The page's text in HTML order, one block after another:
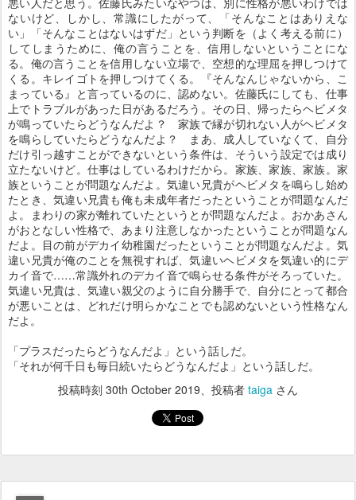
ないけど、しかし、常識にしたがって、「そんなことはありえな
い」「そんなことはないはずだ」という判断を（よく考える前に）
してしまうために、俺の言うことを、信用しないということにな
る。俺の言うことを信用しない立場で、空想的な理屈を押しつけて
くる。キレイゴトを押しつけてくる。『そんなんじゃないから、こ
まっている』と言っているのに、認めない。佐藤氏にしても、仕事
上でトラブルがあった日があるだろう。その日、帰ったらヘビメタ
が鳴っていたらどうなんだよ？ 家族で縁が切れない人がヘビメタ
を鳴らしていたらどうなんだよ？ まあ、成人していなくて、自分
だけ引っ越すことができないという条件は、そういう設定では成り
立たないけど。仕事はしているわけだから。家族、家族、家族。家
族ということが問題なんだよ。気違い兄貴がヘビメタを鳴らし始め
たとき、気違い兄貴も俺も未成年者だったということが問題なんだ
よ。まわりの家が離れていたというとが問題なんだよ。おかあさん
がおとなしい性格で、あまり注意しなかったということが問題なん
だよ。目の前がデカイ幼稚園だったということが問題なんだよ。気
違い兄貴が俺のことを無視すれば、気違いヘビメタを気違い的にデ
カイ音で……常識外れのデカイ音で鳴らせる条件がそろっていた。
気違い兄貴は、気違い親父のように自分勝手で、自分にとって都合
が悪いことは、どれだけ明らかなことでも認めないという性格なん
だよ。
「プラスだったらどうなんだよ」という話しだ。
「それが何千日も毎日続いたらどうなんだよ」という話しだ。
投稿時刻 30th October 2019、投稿者 taiga さん